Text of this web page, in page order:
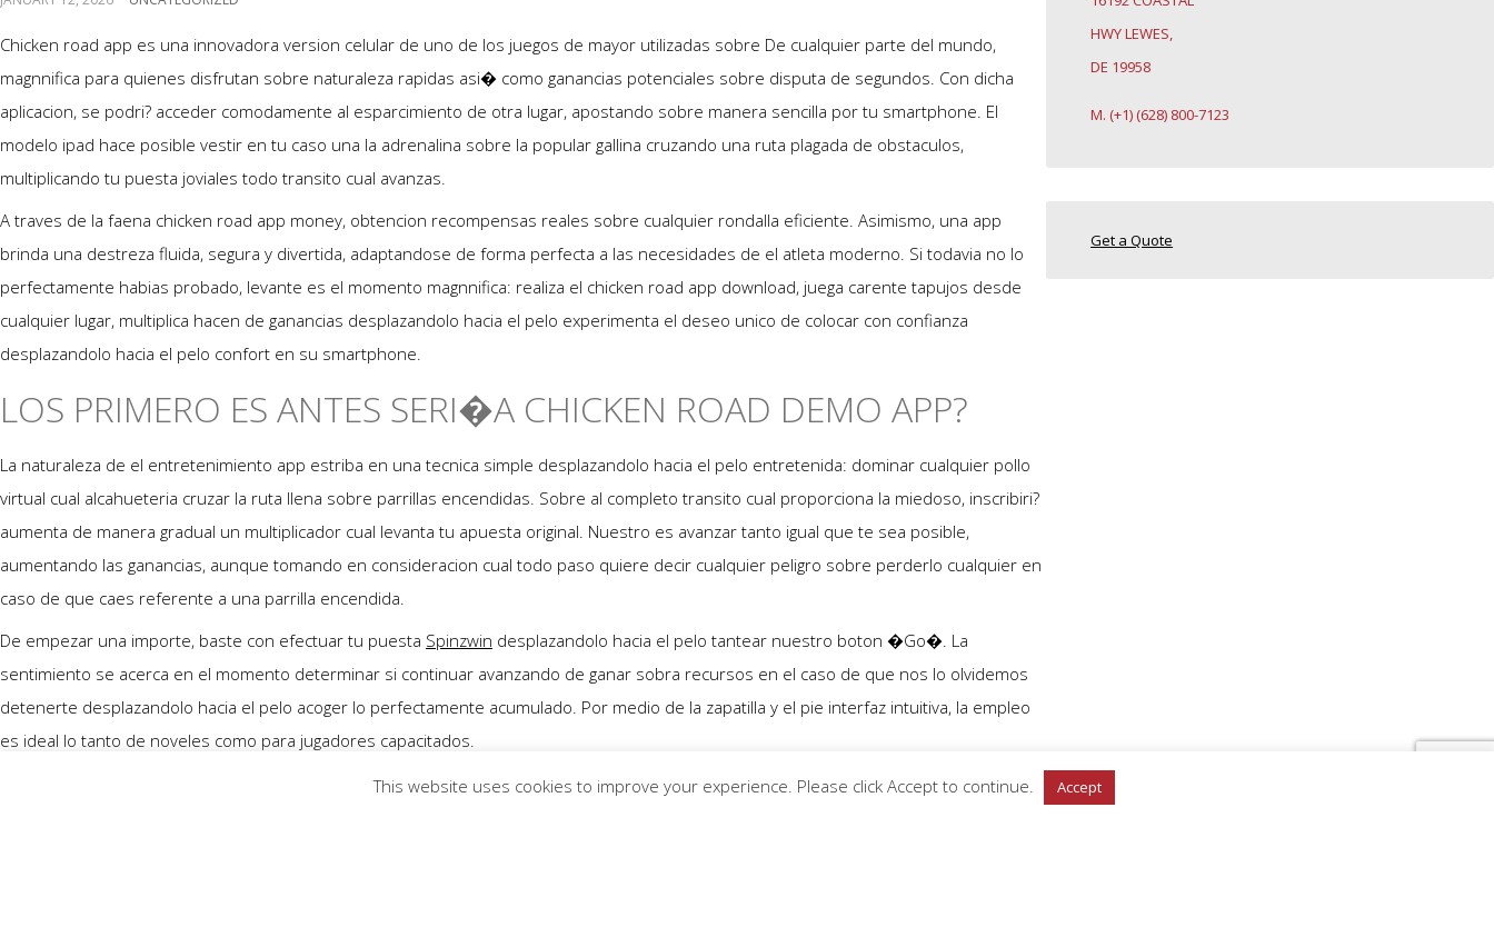
Chicken road app es una innovadora version celular de uno de los juegos de mayor utilizadas sobre De cualquier parte del mundo,
magnnifica para quienes disfrutan sobre naturaleza rapidas asi� como ganancias potenciales sobre disputa de segundos. Con dicha
aplicacion, se podri? acceder comodamente al esparcimiento de otra lugar, apostando sobre manera sencilla por tu smartphone. El
modelo ipad hace posible vestir en tu caso una la adrenalina sobre la popular gallina cruzando una ruta plagada de obstaculos,
multiplicando tu puesta joviales todo transito cual avanzas.
A traves de la faena chicken road app money, obtencion recompensas reales sobre cualquier rondalla eficiente. Asimismo, una app
brinda una destreza fluida, segura y divertida, adaptandose de forma perfecta a las necesidades de el atleta moderno. Si todavia no lo
perfectamente habias probado, levante es el momento magnnifica: realiza el chicken road app download, juega carente tapujos desde
cualquier lugar, multiplica hacen de ganancias desplazandolo hacia el pelo experimenta el deseo unico de colocar con confianza
desplazandolo hacia el pelo confort en su smartphone.
LOS PRIMERO ES ANTES SERI�A CHICKEN ROAD DEMO APP?
La naturaleza de el entretenimiento app estriba en una tecnica simple desplazandolo hacia el pelo entretenida: dominar cualquier pollo
virtual cual alcahueteria cruzar la ruta llena sobre parrillas encendidas. Sobre al completo transito cual proporciona la miedoso, inscribiri?
aumenta de manera gradual un multiplicador cual levanta tu apuesta original. Nuestro es avanzar tanto igual que te sea posible,
aumentando las ganancias, aunque tomando en consideracion cual todo paso quiere decir cualquier peligro sobre perderlo cualquier en
caso de que caes referente a una parrilla encendida.
De empezar una importe, baste con efectuar tu puesta Spinzwin desplazandolo hacia el pelo tantear nuestro boton �Go�. La
sentimiento se acerca en el momento determinar si continuar avanzando de ganar sobra recursos en el caso de que nos lo olvidemos
detenerte desplazandolo hacia el pelo acoger lo perfectamente acumulado. Por medio de la zapatilla y el pie interfaz intuitiva, la empleo
es ideal lo tanto de noveles como para jugadores capacitados.
Una popularidad del entretenimiento hallan impulsado a muchas personas an indagar opciones de obtener chicken road money app
HWY LEWES,
DE 19958
M. (+1) (628) 800-7123
Get a Quote
This website uses cookies to improve your experience. Please click Accept to continue. Accept